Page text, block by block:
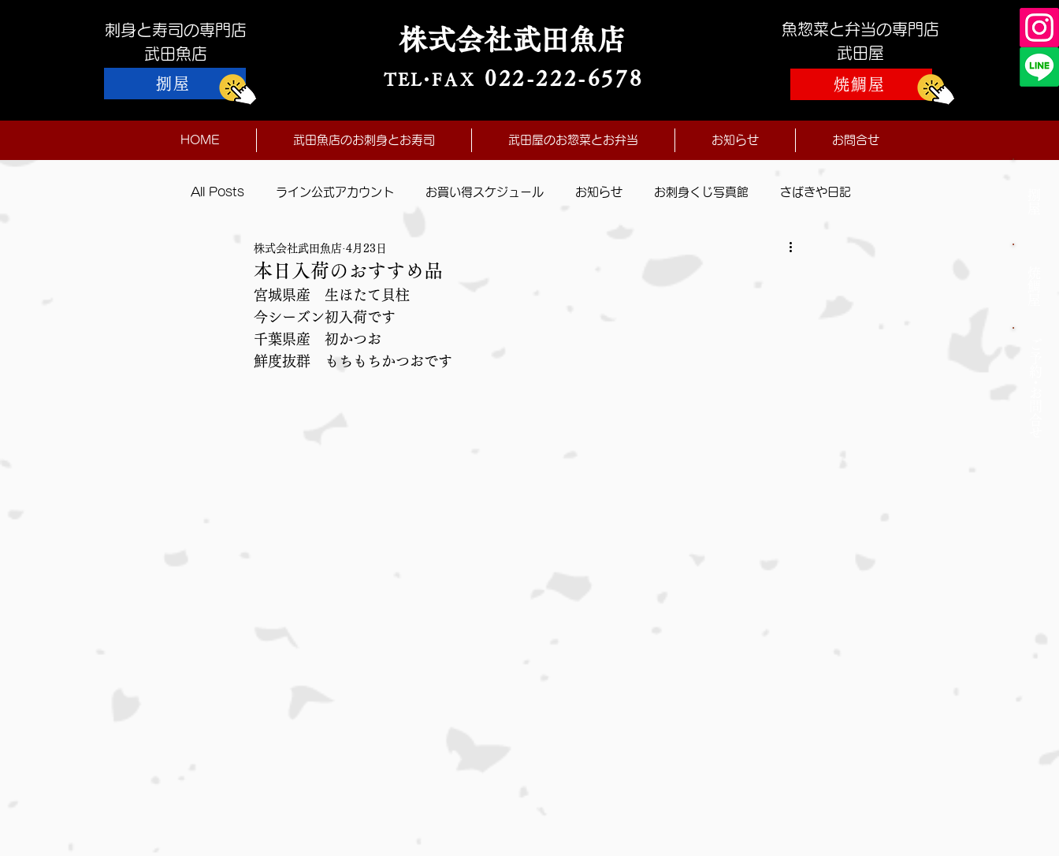
刺身と寿司の専門店
​武田魚店
捌屋
株式会社武田魚店
TEL・FAX 022-222-6578
魚惣菜と弁当の専門店
​武田屋
焼鯛屋
HOME 武田魚店のお刺身とお寿司 武田屋のお惣菜とお弁当 お知らせ お問合せ
All Posts ライン公式アカウント お買い得スケジュール お知らせ お刺身くじ写真館 さばきや日記
本日入荷
本日入荷のおすすめ品
株式会社武田魚店 4月23日
宮城県産　生ほたて貝柱
今シーズン初入荷です
千葉県産　初かつお
鮮度抜群　もちもちかつおです